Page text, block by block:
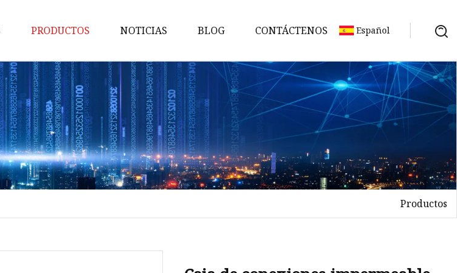
PRODUCTOS
MCCB
Cambiar
SPD de CA
MCB de CA
Llave de grifo
Grifo de hilo
Enchufe industrial
NOTICIAS BLOG CONTÁCTENOS Español
Productos